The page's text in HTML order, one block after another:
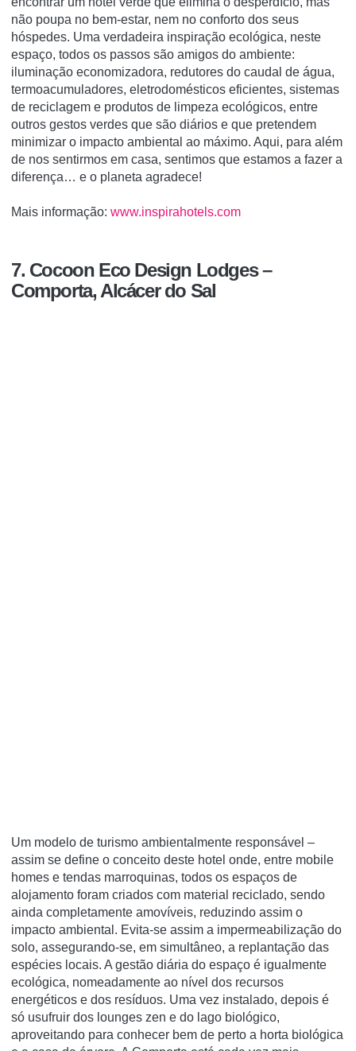
não poupa no bem-estar, nem no conforto dos seus
hóspedes. Uma verdadeira inspiração ecológica, neste
espaço, todos os passos são amigos do ambiente:
iluminação economizadora, redutores do caudal de água,
termoacumuladores, eletrodomésticos eficientes, sistemas
de reciclagem e produtos de limpeza ecológicos, entre
outros gestos verdes que são diários e que pretendem
minimizar o impacto ambiental ao máximo. Aqui, para além
de nos sentirmos em casa, sentimos que estamos a fazer a
diferença… e o planeta agradece!
Mais informação: www.inspirahotels.com
7. Cocoon Eco Design Lodges –
Comporta, Alcácer do Sal
Um modelo de turismo ambientalmente responsável –
assim se define o conceito deste hotel onde, entre mobile
homes e tendas marroquinas, todos os espaços de
alojamento foram criados com material reciclado, sendo
ainda completamente amovíveis, reduzindo assim o
impacto ambiental. Evita-se assim a impermeabilização do
solo, assegurando-se, em simultâneo, a replantação das
espécies locais. A gestão diária do espaço é igualmente
ecológica, nomeadamente ao nível dos recursos
energéticos e dos resíduos. Uma vez instalado, depois é
só usufruir dos lounges zen e do lago biológico,
aproveitando para conhecer bem de perto a horta biológica